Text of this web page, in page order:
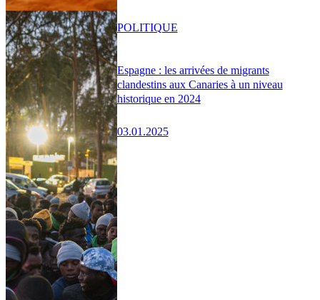
Espagne : les arrivées de migrants
clandestins aux Canaries à un niveau
historique en 2024
03.01.2025
POLITIQUE